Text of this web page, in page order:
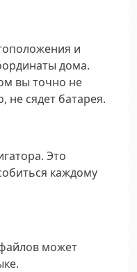
и
дома.
вы точно не
не сядет батарея.
Это
каждому
может